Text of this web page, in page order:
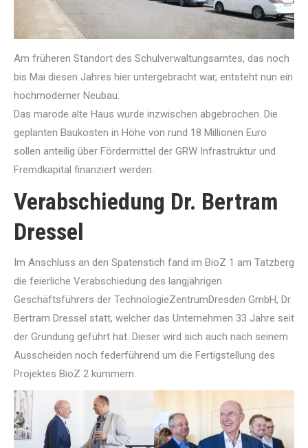
Am früheren Standort des Schulverwaltungsamtes, das noch
bis Mai diesen Jahres hier untergebracht war, entsteht nun ein
hochmoderner Neubau.
Das marode alte Haus wurde inzwischen abgebrochen. Die
geplanten Baukosten in Höhe von rund 18 Millionen Euro
sollen anteilig über Fördermittel der GRW Infrastruktur und
Fremdkapital finanziert werden.
Verabschiedung Dr. Bertram
Dressel
Im Anschluss an den Spatenstich fand im BioZ 1 am Tatzberg
die feierliche Verabschiedung des langjährigen
Geschäftsführers der TechnologieZentrumDresden GmbH, Dr.
Bertram Dressel statt, welcher das Unternehmen 33 Jahre seit
der Gründung geführt hat. Dieser wird sich auch nach seinem
Ausscheiden noch federführend um die Fertigstellung des
Projektes BioZ 2 kümmern.